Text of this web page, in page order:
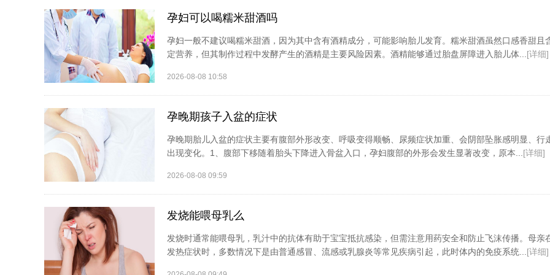
孕妇可以喝糯米甜酒吗
孕妇一般不建议喝糯米甜酒，因为其中含有酒精成分，可能影响胎儿发育。糯米甜酒虽然口感香甜且
定营养，但其制作过程中发酵产生的酒精是主要风险因素。酒精能够通过胎盘屏障进入胎儿体... [详细]
2026-08-08 10:58
孕晚期孩子入盆的症状
孕晚期胎儿入盆的症状主要有腹部外形改变、呼吸变得顺畅、尿频症状加重、会阴部坠胀感明显、行
出现变化。1、腹部下移随着胎头下降进入骨盆入口，孕妇腹部的外形会发生显著改变，原本... [详细]
2026-08-08 09:59
发烧能喂母乳么
发烧时通常能喂母乳，乳汁中的抗体有助于宝宝抵抗感染，但需注意用药安全和防止飞沫传播。母亲
发热症状时，多数情况下是由普通感冒、流感或乳腺炎等常见疾病引起，此时体内的免疫系统... [详细]